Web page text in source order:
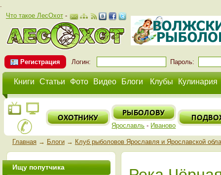
.
Что такое ЛесОхот-
Регистрация Логин: Пароль:
Книги Статьи Фото Видео Блоги Клубы Кулинария
Ярославль - Иваново
Главная→ Блоги→ Клуб рыболовов Ярославля и Ярославской
Ищу попутчика